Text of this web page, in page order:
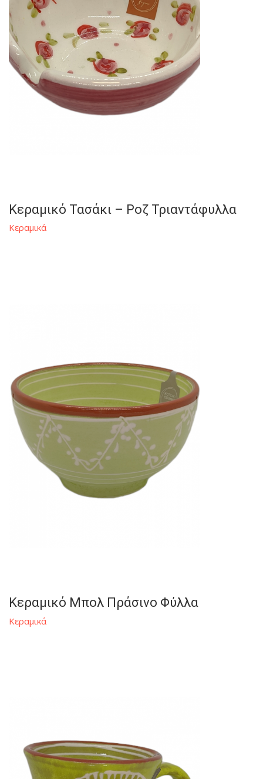
Κεραμικό Τασάκι – Ροζ Τριαντάφυλλα
Κεραμικά
Κεραμικό Μπολ Πράσινο Φύλλα
Κεραμικά